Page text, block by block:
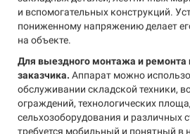
и вспомогательных конструкций.
пониженному напряжению делает
на объекте.
Для выездного монтажа и ремонта
заказчика. Аппарат можно
обслуживании складской техники,
ограждений, технологических
сельхозоборудования и различных
требуется мобильный и понятный в